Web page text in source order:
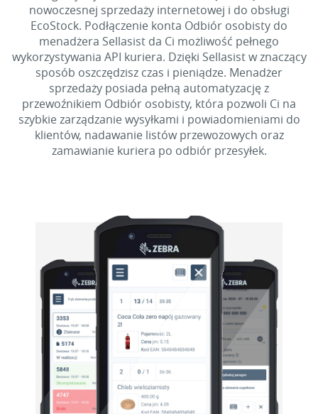
nowoczesnej sprzedaży internetowej i do obsługi
EcoStock. Podłączenie konta Odbiór osobisty do
menadżera Sellasist da Ci możliwość pełnego
wykorzystywania API kuriera. Dzięki Sellasist w znaczący
sposób oszczędzisz czas i pieniądze. Menadżer
sprzedaży posiada pełną automatyzację z
przewoźnikiem Odbiór osobisty, która pozwoli Ci na
szybkie zarządzanie wysyłkami i powiadomieniami do
klientów, nadawanie listów przewozowych oraz
zamawianie kuriera po odbiór przesyłek.